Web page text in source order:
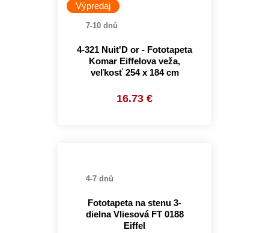
Výpredaj
7-10 dnů
4-321 Nuit'D or - Fototapeta
Komar Eiffelova veža,
veľkosť 254 x 184 cm
16.73 €
4-7 dnů
Fototapeta na stenu 3-
dielna Vliesová FT 0188
Eiffel